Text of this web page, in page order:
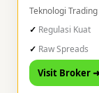
Teknologi
Regulasi Kuat
Raw Spreads
Visit Broker